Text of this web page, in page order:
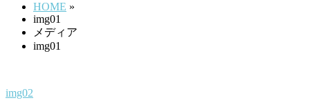
HOME »
img01
メディア
img01
img02